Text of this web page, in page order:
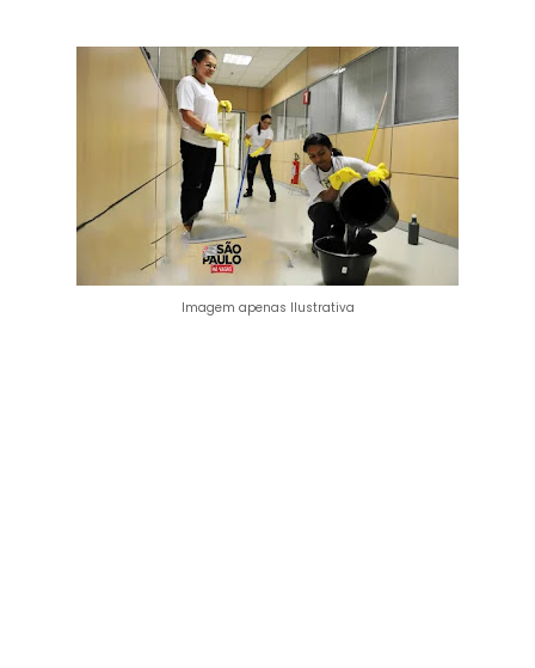
Imagem apenas Ilustrativa